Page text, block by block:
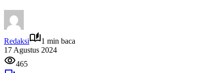
Redaksi
1 min baca
17 Agustus 2024
465